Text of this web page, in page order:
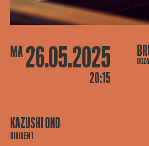
MA 26.05.2025
20:15
KAZUSHI ONO
DIRIGENT